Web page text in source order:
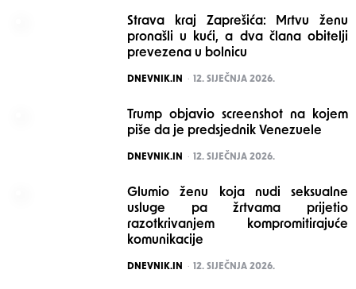
Strava kraj Zaprešića: Mrtvu ženu
pronašli u kući, a dva člana obitelji
prevezena u bolnicu
POSTED
DNEVNIK.IN 12. SIJEČNJA 2026.
Trump objavio screenshot na kojem
piše da je predsjednik Venezuele
POSTED
DNEVNIK.IN 12. SIJEČNJA 2026.
Glumio ženu koja nudi seksualne
usluge pa žrtvama prijetio
razotkrivanjem kompromitirajuće
komunikacije
POSTED
DNEVNIK.IN 12. SIJEČNJA 2026.